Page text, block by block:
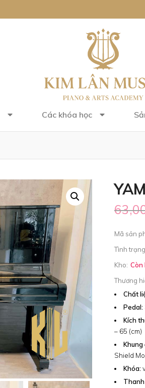
Các khóa học
Mã sản
Tình
Kho: Còn
Thương
Chất
Pedal:
Kích
– 65 (cm)
Khung
Shield
Khóa: